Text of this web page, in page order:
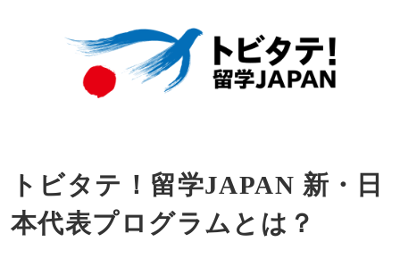
トビタテ！留学JAPAN 新・日
本代表プログラムとは？